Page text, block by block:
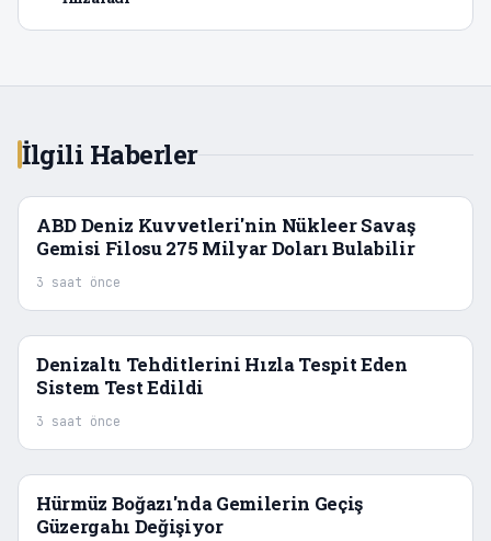
İlgili Haberler
ABD Deniz Kuvvetleri'nin Nükleer Savaş
Gemisi Filosu 275 Milyar Doları Bulabilir
3 saat önce
Denizaltı Tehditlerini Hızla Tespit Eden
Sistem Test Edildi
3 saat önce
Hürmüz Boğazı'nda Gemilerin Geçiş
Güzergahı Değişiyor